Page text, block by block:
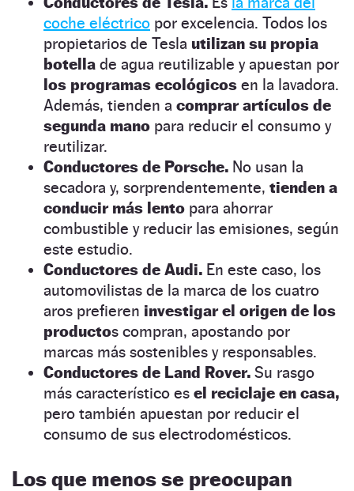
coche eléctrico por excelencia. Todos los
propietarios de Tesla utilizan su propia
botella de agua reutilizable y apuestan por
los programas ecológicos en la lavadora.
Además, tienden a comprar artículos de
segunda mano para reducir el consumo y
reutilizar.
Conductores de Porsche. No usan la
secadora y, sorprendentemente, tienden a
conducir más lento para ahorrar
combustible y reducir las emisiones, según
este estudio.
Conductores de Audi. En este caso, los
automovilistas de la marca de los cuatro
aros prefieren investigar el origen de los
productos compran, apostando por
marcas más sostenibles y responsables.
Conductores de Land Rover. Su rasgo
más característico es el reciclaje en casa,
pero también apuestan por reducir el
consumo de sus electrodomésticos.
Los que menos se preocupan